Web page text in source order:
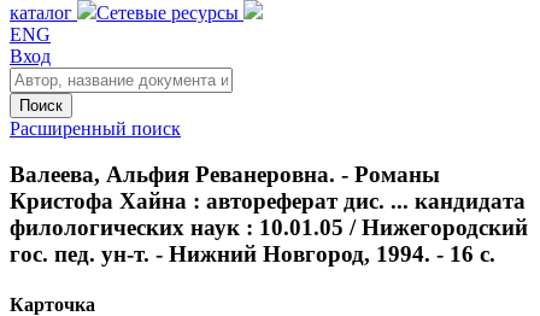
каталог
Сетевые ресурсы
ENG
Вход
Поиск
Расширенный поиск
Валеева, Альфия Реванеровна. - Романы
Кристофа Хайна : автореферат дис. ... кандидата
филологических наук : 10.01.05 / Нижегородский
гос. пед. ун-т. - Нижний Новгород, 1994. - 16 с.
Карточка